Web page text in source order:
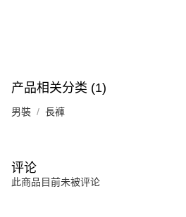
产品相关分类 (1)
男裝 長褲
评论
此商品目前未被评论